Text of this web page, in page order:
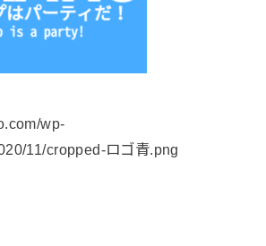
wp-
11/cropped-ロゴ青.png